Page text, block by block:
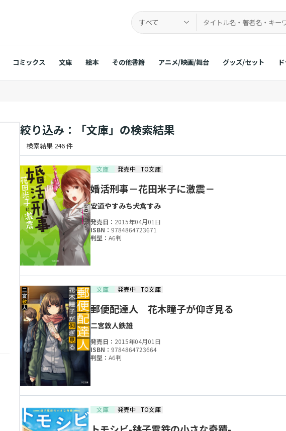
すべて
コミックス 文庫 絵本 その他書籍 アニメ/映画/舞台 グッズ/セット
絞り込み：「文庫」の検索結果
検索結果 246 件
文庫 発売中 TO文庫
婚活刑事－花田米子に激震－
安道やすみち犬倉すみ
発売日： 2015年04月01日
ISBN： 9784864723671
判型： A6判
文庫 発売中 TO文庫
郵便配達人 花木瞳子が仰ぎ見る
二宮敦人鉄雄
発売日： 2015年04月01日
ISBN： 9784864723664
判型： A6判
文庫 発売中 TO文庫